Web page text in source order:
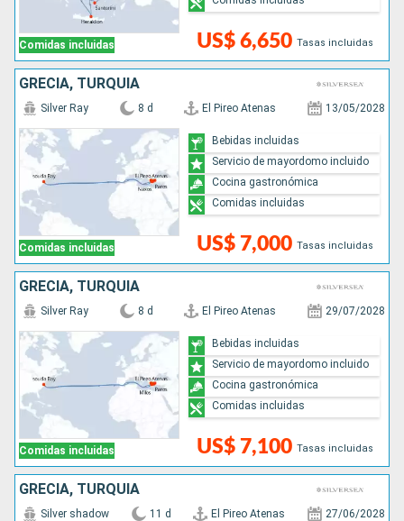
Comidas incluidas US$ 6,650 Tasas incluidas
GRECIA, TURQUÍA
Comidas incluidas
Silver Ray 8 d El Pireo Atenas 13/05/2028
US$ 7,000 Tasas incluidas
Bebidas incluidas
Servicio de mayordomo incluido
Cocina gastronómica
Comidas incluidas
GRECIA, TURQUÍA
Comidas incluidas
Silver Ray 8 d El Pireo Atenas 29/07/2028
US$ 7,100 Tasas incluidas
Bebidas incluidas
Servicio de mayordomo incluido
Cocina gastronómica
Comidas incluidas
GRECIA, TURQUÍA
Silver shadow 11 d El Pireo Atenas 27/06/2028